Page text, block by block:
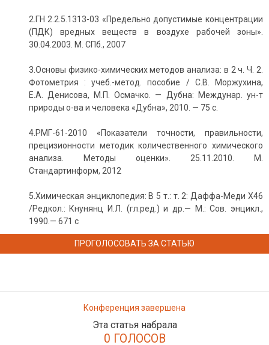
2.ГН 2.2.5.1313-03 «Предельно допустимые концентрации
(ПДК) вредных веществ в воздухе рабочей зоны».
30.04.2003. М. СПб., 2007
3.Основы физико-химических методов анализа: в 2 ч. Ч. 2.
Фотометрия : учеб.-метод. пособие / С.В. Моржухина,
Е.А. Денисова, М.П. Осмачко. — Дубна: Междунар. ун-т
природы о-ва и человека «Дубна», 2010. — 75 с.
4.РМГ-61-2010 «Показатели точности, правильности,
прецизионности методик количественного химического
анализа. Методы оценки». 25.11.2010. М.
Стандартинформ, 2012
5.Химическая энциклопедия: В 5 т.: т. 2: Даффа-Меди Х46
/Редкол.: Кнунянц И.Л. (гл.ред.) и др.— М.: Сов. энцикл.,
1990.— 671 c
ПРОГОЛОСОВАТЬ ЗА СТАТЬЮ
Конференция завершена
Эта статья набрала
0 ГОЛОСОВ